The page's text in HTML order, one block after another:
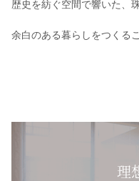
歴史を紡ぐ空間で響いた、
余白のある暮らしをつくる
理